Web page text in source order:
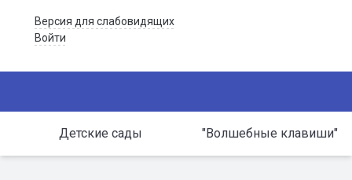
Версия для слабовидящих
Войти
Детские сады "Волшебные клавиши"